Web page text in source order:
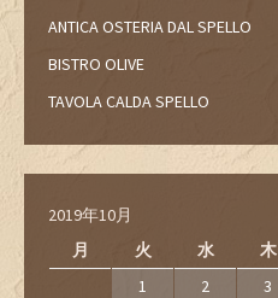
ANTICA OSTERIA DAL SPELLO
BISTRO OLIVE
TAVOLA CALDA SPELLO
2019年10月
月
火 水 木
1 2 3